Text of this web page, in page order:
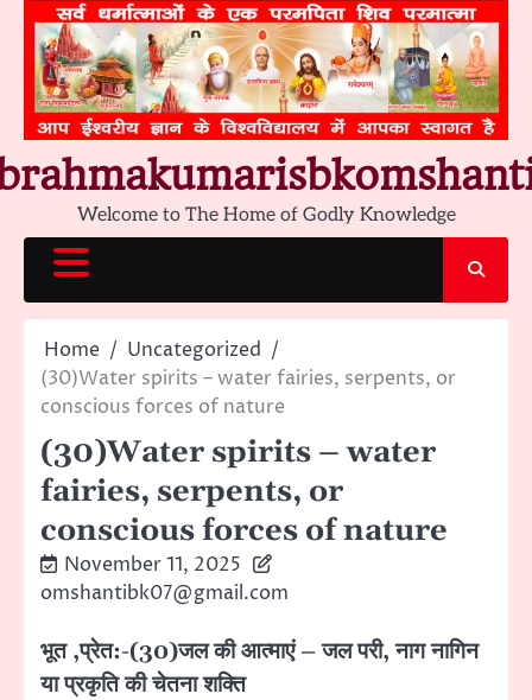
content
Welcome to The Home of Godly Knowledge
Home
Uncategorized
(30)Water spirits – water fairies, serpents, or
conscious forces of nature
(30)Water spirits – water
fairies, serpents, or
conscious forces of nature
November 11, 2025
omshantibk07@gmail.com
भूत ,प्रेत:-(30)जल की आत्माएं – जल परी, नाग नागिन
या प्रकृति की चेतना शक्ति